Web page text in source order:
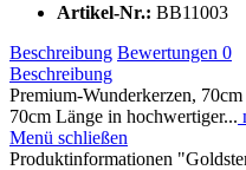
Artikel-Nr.: BB11003
Beschreibung Bewertungen 0
Beschreibung
Premium-Wunderkerzen,
70cm Länge in hochwertiger...
Menü schließen
Produktinformationen